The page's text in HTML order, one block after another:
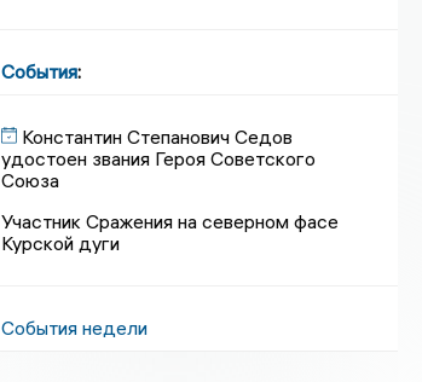
События:
Константин Степанович Седов
удостоен звания Героя Советского
Союза
Участник Сражения на северном фасе
Курской дуги
События недели